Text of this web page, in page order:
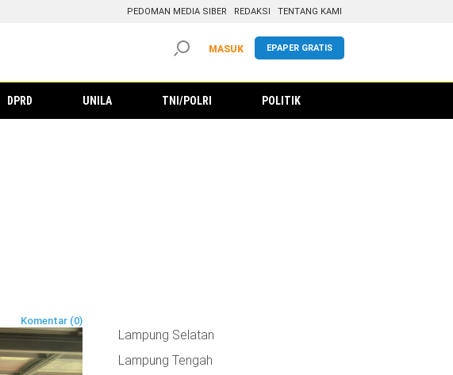
PEDOMAN MEDIA SIBER REDAKSI TENTANG KAMI
EPAPER GRATIS
MASUK
DPRD UNILA TNI/POLRI POLITIK
Komentar (0)
Lampung Selatan
Lampung Tengah